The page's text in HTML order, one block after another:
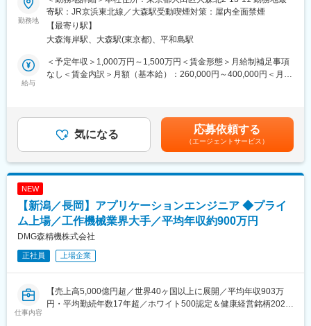
※・Microsoft Fabric運用管理
・市民開発推進
・LLM基盤設計
※・エージェント活用ガバナンス整備
「※」は当グループの重要テーマでございます。
■業務内容：精密加工ツール開発を担当している部署専任のシステ
ムエンジニアとして、以下業務をご担当頂きます。
・開発現場ネットワークの構築・運用
・開発支援システム（ツール）の提案・設計・開発
※他部署からの依頼受け付けシステムなど
・部内の業務改善ツールの提案・設計・開発
※Webアプリケーション開発、iPhoneネイティブアプリ開発など
■同社の魅力：
【世界トップシェア/高収益/高年収/東証一部上場の日本を代表す
る優良メーカー】
製造業の経常利益率は5％程度といわれる中、同社は約25％の経
常利益率を誇ります。
【自分で仕事を選ぶ！自主性を重んじる文化を創る「社内通貨制
度」】
同社の特徴は、全社員が主体性をもって、日々の仕事を行う部分
じ、社内通貨を受け取れるという制度です。同社の社員は、「や
らされる仕事」を行わず、自らの意思で仕事を選び、仕事の価値
勤務地
寄駅：JR京浜東北線／大森駅受動喫煙対策：屋内全面禁煙
【最寄り駅】
大森海岸駅、大森駅(東京都)、平和島駅
給与
＜予定年収＞1,000万円～1,500万円＜賃金形態＞月給制補足事項
なし＜賃金内訳＞月額（基本給）：260,000円～400,000円＜月給
当や各種手当が充実しているため手当によっても年収・月給は変
動します。賃金はあくまでも目安の金額であり、選考を通じて上
下する可能性があります。月給(月額)は固定手当を含めた表記で
す。
気になる 応募依頼する
（エージェントサービス）
NEW
【新潟／長岡】アプリケーションエンジニア ◆プライ
ム上場／工作機械業界大手／平均年収約900万円
DMG森精機株式会社
正社員 上場企業
仕事内容
【売上高5,000億円超／世界40ヶ国以上に展開／平均年収903万
円・平均勤続年数17年超／ホワイト500認定＆健康経営銘柄2024